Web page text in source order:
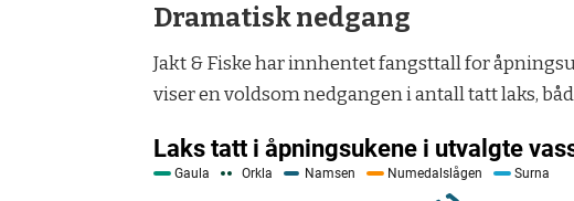
Dramatisk nedgang
Jakt & Fiske har innhentet fangsttall for
viser en voldsom nedgangen i antall tatt laks,